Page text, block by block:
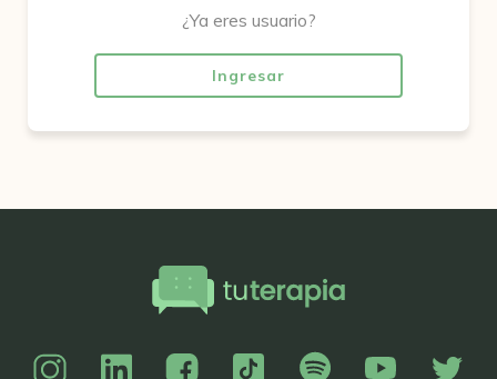
¿Ya eres usuario?
Ingresar